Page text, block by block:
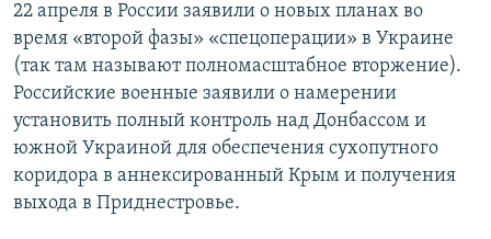
22 апреля в России заявили о новых планах во
время «второй фазы» «спецоперации» в Украине
(так там называют полномасштабное вторжение).
Российские военные заявили о намерении
установить полный контроль над Донбассом и
южной Украиной для обеспечения сухопутного
коридора в аннексированный Крым и получения
выхода в Приднестровье.